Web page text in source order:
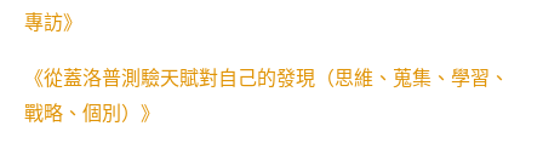
專訪》
《從蓋洛普測驗天賦對自己的發現（思維、蒐集、學習、
戰略、個別）》